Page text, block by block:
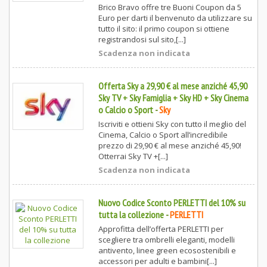
Brico Bravo offre tre Buoni Coupon da 5
Euro per darti il benvenuto da utilizzare su
tutto il sito: il primo coupon si ottiene
registrandosi sul sito,[...]
Scadenza non indicata
Offerta Sky a 29,90 € al mese anziché 45,90
Sky TV + Sky Famiglia + Sky HD + Sky Cinema
o Calcio o Sport-Sky
Iscriviti e ottieni Sky con tutto il meglio del
Cinema, Calcio o Sport all’incredibile
prezzo di 29,90 € al mese anziché 45,90!
Otterrai Sky TV +[...]
Scadenza non indicata
Nuovo Codice Sconto PERLETTI del 10% su
tutta la collezione-PERLETTI
Approfitta dell’offerta PERLETTI per
scegliere tra ombrelli eleganti, modelli
antivento, linee green ecosostenibili e
accessori per adulti e bambini[...]